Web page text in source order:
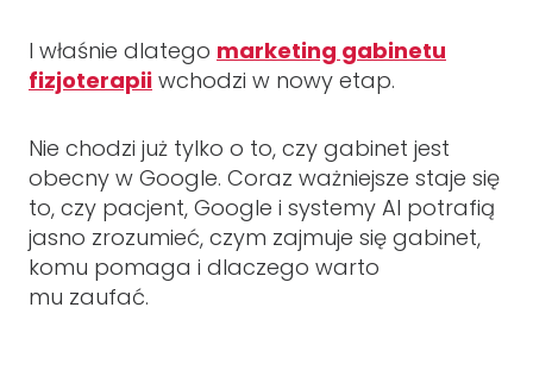
I właśnie dlatego marketing gabinetu
fizjoterapii wchodzi w nowy etap.
Nie chodzi już tylko o to, czy gabinet jest
obecny w Google. Coraz ważniejsze staje się
to, czy pacjent, Google i systemy AI potrafią
jasno zrozumieć, czym zajmuje się gabinet,
komu pomaga i dlaczego warto
mu zaufać.